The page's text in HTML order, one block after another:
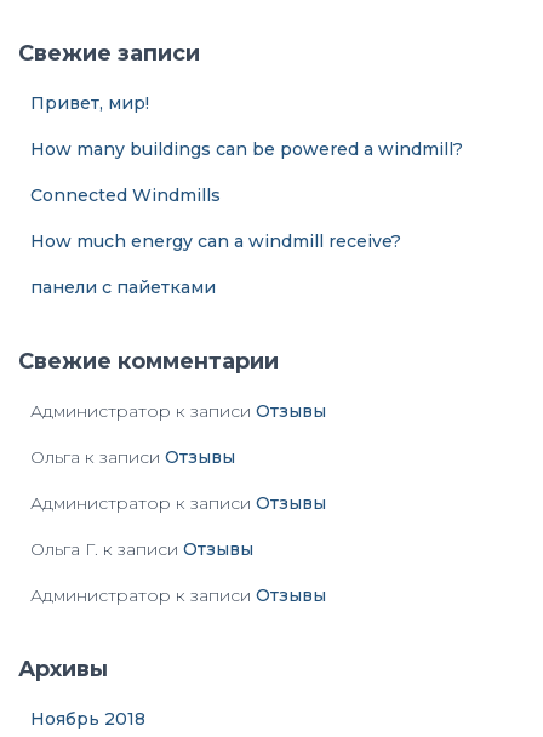
:Свежие записи
Привет, мир!
How many buildings can be powered a windmill?
Connected Windmills
How much energy can a windmill receive?
панели с пайетками
Свежие комментарии
Администратор к записи Отзывы
Ольга к записи Отзывы
Администратор к записи Отзывы
Ольга Г. к записи Отзывы
Администратор к записи Отзывы
Архивы
Ноябрь 2018